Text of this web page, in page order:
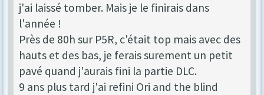
j'ai laissé tomber. Mais je le finirais dans
l'année !
Près de 80h sur P5R, c'était top mais avec des
hauts et des bas, je ferais surement un petit
pavé quand j'aurais fini la partie DLC.
9 ans plus tard j'ai refini Ori and the blind